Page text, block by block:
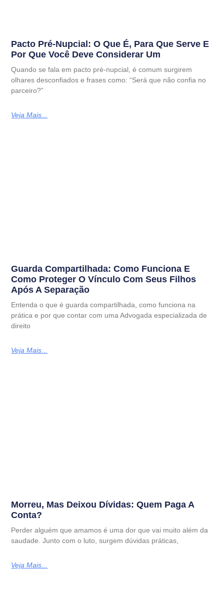
Pacto Pré-Nupcial: O Que É, Para Que Serve E
Por Que Você Deve Considerar Um
Quando se fala em pacto pré-nupcial, é comum surgirem
olhares desconfiados e frases como: “Será que não confia no
parceiro?”
Veja Mais...
Guarda Compartilhada: Como Funciona E
Como Proteger O Vínculo Com Seus Filhos
Após A Separação
Entenda o que é guarda compartilhada, como funciona na
prática e por que contar com uma Advogada especializada de
direito
Veja Mais...
Morreu, Mas Deixou Dívidas: Quem Paga A
Conta?
Perder alguém que amamos é uma dor que vai muito além da
saudade. Junto com o luto, surgem dúvidas práticas,
Veja Mais...